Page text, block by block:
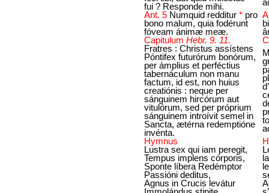
fui ? Responde mihi.
Ant. 5 Numquid redditur * pro
bono malum, quia fodérunt
fóveam ánimæ meæ.
Capitulum Hebr. 9. 11.
Fratres : Christus assístens
Póntifex futurórum bonórum,
per ámplius et perféctius
tabernáculum non manu
factum, id est, non huius
creatiónis : neque per
sánguinem hircórum aut
vitulórum, sed per próprium
sánguinem introívit semel in
Sancta, ætérna redemptióne
invénta.
Hymnus
Lustra sex qui iam peregit,
Tempus implens córporis,
Sponte líbera Redémptor
Passióni deditus,
Agnus in Crucis levátur